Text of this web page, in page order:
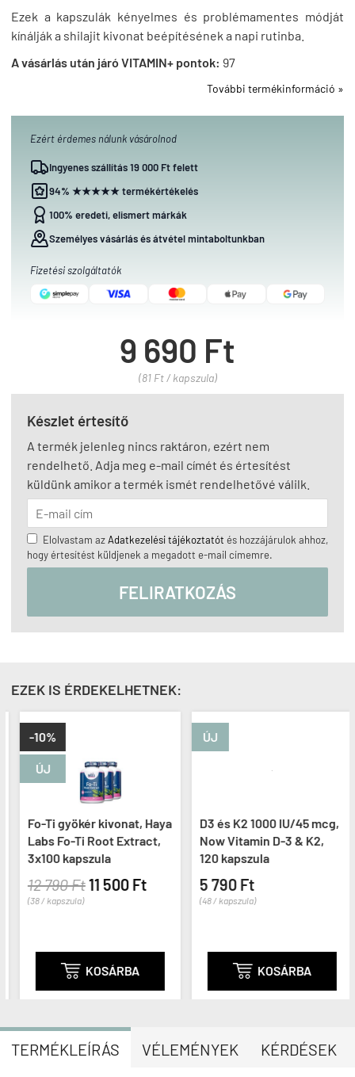
Ezek a kapszulák kényelmes és problémamentes módját
kínálják a shilajit kivonat beépítésének a napi rutinba.
A vásárlás után járó VITAMIN+ pontok: 97
További termékinformáció »
Ezért érdemes nálunk vásárolnod
Ingyenes szállítás 19 000 Ft felett
94% ★★★★★ termékértékelés
100% eredeti, elismert márkák
Személyes vásárlás és átvétel mintaboltunkban
Fizetési szolgáltatók
9 690 Ft
(81 Ft / kapszula)
Készlet értesítő
A termék jelenleg nincs raktáron, ezért nem
rendelhető. Adja meg e-mail címét és értesítést
küldünk amikor a termék ismét rendelhetővé válilk.
Elolvastam azAdatkezelési tájékoztatót és hozzájárulok ahhoz,
hogy értesítést küldjenek a megadott e-mail címemre.
FELIRATKOZÁS
EZEK IS ÉRDEKELHETNEK:
ÚJ
-10%
Fo-Ti gyökér kivonat, Haya
Labs Fo-Ti Root Extract,
3x100 kapszula
12 790 Ft11 500 Ft
(38 / kapszula)
 KOSÁRBA
ÚJ
D3 és K2 1000 IU/45 mcg,
Now Vitamin D-3 & K2,
120 kapszula
5 790 Ft
(48 / kapszula)
 KOSÁRBA
TERMÉKLEÍRÁS VÉLEMÉNYEK KÉRDÉSEK